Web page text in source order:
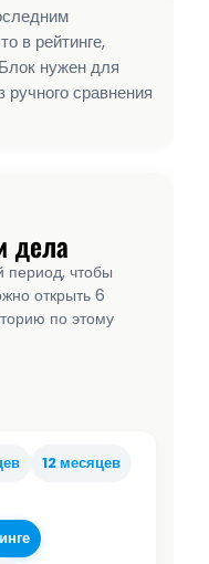
в рейтинге,
нужен для
сравнения
дела
период, чтобы
открыть 6
по этому
12 месяцев